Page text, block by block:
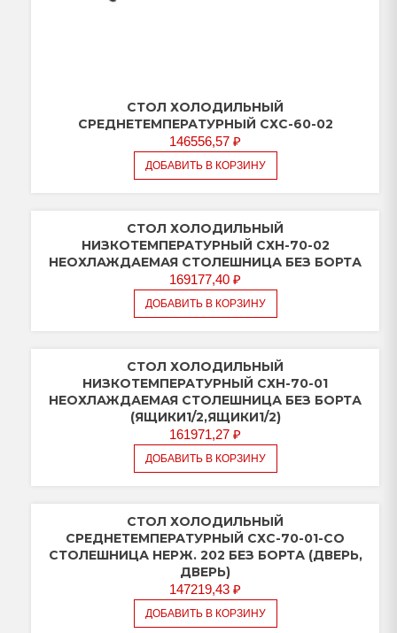
СТОЛ ХОЛОДИЛЬНЫЙ
СРЕДНЕТЕМПЕРАТУРНЫЙ СХС-60-02
146556,57 ₽
ДОБАВИТЬ В КОРЗИНУ
СТОЛ ХОЛОДИЛЬНЫЙ
НИЗКОТЕМПЕРАТУРНЫЙ СХН-70-02
НЕОХЛАЖДАЕМАЯ СТОЛЕШНИЦА БЕЗ БОРТА
169177,40 ₽
ДОБАВИТЬ В КОРЗИНУ
СТОЛ ХОЛОДИЛЬНЫЙ
НИЗКОТЕМПЕРАТУРНЫЙ СХН-70-01
НЕОХЛАЖДАЕМАЯ СТОЛЕШНИЦА БЕЗ БОРТА
(ЯЩИКИ1/2,ЯЩИКИ1/2)
161971,27 ₽
ДОБАВИТЬ В КОРЗИНУ
СТОЛ ХОЛОДИЛЬНЫЙ
СРЕДНЕТЕМПЕРАТУРНЫЙ СХС-70-01-СО
СТОЛЕШНИЦА НЕРЖ. 202 БЕЗ БОРТА (ДВЕРЬ,
ДВЕРЬ)
147219,43 ₽
ДОБАВИТЬ В КОРЗИНУ